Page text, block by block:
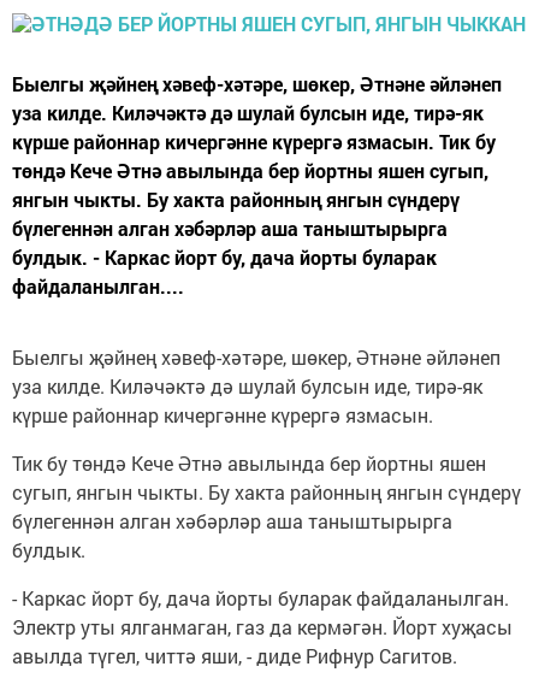
Быелгы җәйнең хәвеф-хәтәре, шөкер, Әтнәне әйләнеп
уза килде. Киләчәктә дә шулай булсын иде, тирә-як
күрше районнар кичергәнне күрергә язмасын. Тик бу
төндә Кече Әтнә авылында бер йортны яшен сугып,
янгын чыкты. Бу хакта районның янгын сүндерү
бүлегеннән алган хәбәрләр аша таныштырырга
булдык. - Каркас йорт бу, дача йорты буларак
файдаланылган....
Быелгы җәйнең хәвеф-хәтәре, шөкер, Әтнәне әйләнеп
уза килде. Киләчәктә дә шулай булсын иде, тирә-як
күрше районнар кичергәнне күрергә язмасын.
Тик бу төндә Кече Әтнә авылында бер йортны яшен
сугып, янгын чыкты. Бу хакта районның янгын сүндерү
бүлегеннән алган хәбәрләр аша таныштырырга
булдык.
- Каркас йорт бу, дача йорты буларак файдаланылган.
Электр уты ялганмаган, газ да кермәгән. Йорт хуҗасы
авылда түгел, читтә яши, - диде Рифнур Сагитов.